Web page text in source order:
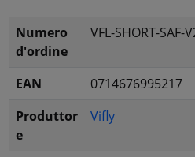
Numero
d'ordine
VFL-SHORT-SAF-
EAN
0714676995217
Produttor
e
Vifly